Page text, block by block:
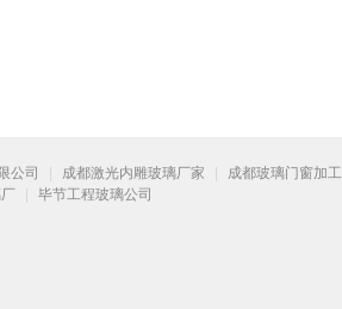
公司 | 成都激光内雕玻璃厂家 |
成都玻璃门窗加工
| 毕节工程玻璃公司